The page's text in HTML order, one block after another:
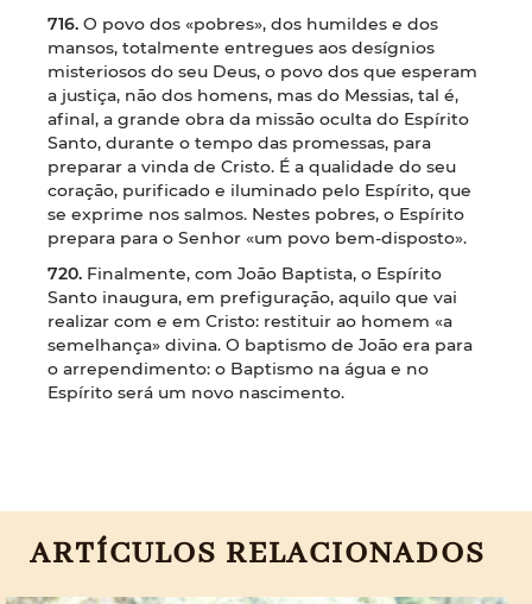
716. O povo dos «pobres», dos humildes e dos
mansos, totalmente entregues aos desígnios
misteriosos do seu Deus, o povo dos que esperam
a justiça, não dos homens, mas do Messias, tal é,
afinal, a grande obra da missão oculta do Espírito
Santo, durante o tempo das promessas, para
preparar a vinda de Cristo. É a qualidade do seu
coração, purificado e iluminado pelo Espírito, que
se exprime nos salmos. Nestes pobres, o Espírito
prepara para o Senhor «um povo bem-disposto».
720. Finalmente, com João Baptista, o Espírito
Santo inaugura, em prefiguração, aquilo que vai
realizar com e em Cristo: restituir ao homem «a
semelhança» divina. O baptismo de João era para
o arrependimento: o Baptismo na água e no
Espírito será um novo nascimento.
ARTÍCULOS RELACIONADOS